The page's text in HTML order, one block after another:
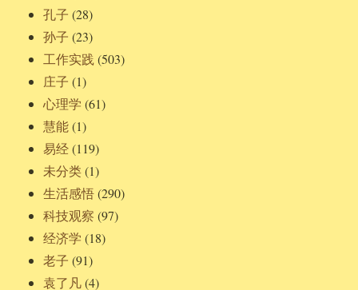
孔子 (28)
孙子 (23)
工作实践 (503)
庄子 (1)
心理学 (61)
慧能(1)
易经(119)
未分类(1)
生活感悟(290)
科技观察 (97)
经济学 (18)
老子 (91)
袁了凡(4)